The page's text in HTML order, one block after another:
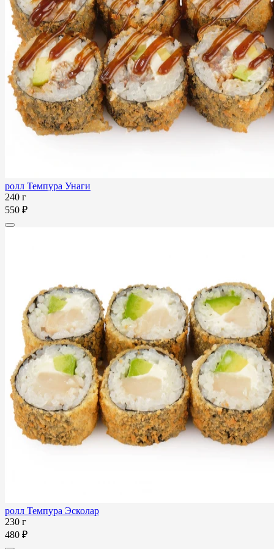
ролл Темпура Унаги
240 г
550 ₽
ролл Темпура Эсколар
230 г
480 ₽